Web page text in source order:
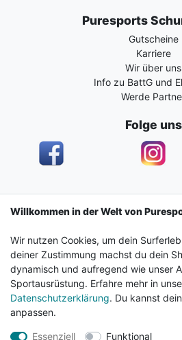
Puresports
Gutscheine
Karriere
Wir über uns
Info zu BattG und
Werde
Folge uns
Impressum
Barrierefreiheitserklärung
Vertrag widerrufen
Willkommen in der Welt von
Wir nutzen Cookies, um dein
deiner Zustimmung machst du dein
dynamisch und aufregend wie unser
Sportausrüstung. Erfahre mehr in
Datenschutzerklärung. Du kannst
anpassen.
Essenziell Funktional